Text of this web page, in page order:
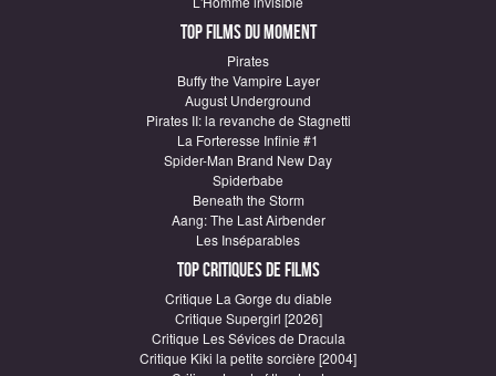
Top Films du moment
Pirates
Buffy the Vampire Layer
August Underground
Pirates II: la revanche de Stagnetti
La Forteresse Infinie #1
Spider-Man Brand New Day
Spiderbabe
Beneath the Storm
Aang: The Last Airbender
Les Inséparables
Top critiques de Films
Critique La Gorge du diable
Critique Supergirl [2026]
Critique Les Sévices de Dracula
Critique Kiki la petite sorcière [2004]